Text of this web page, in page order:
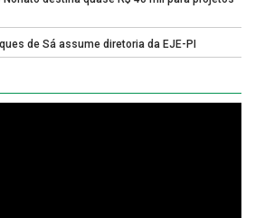
de Sá assume diretoria da EJE-PI